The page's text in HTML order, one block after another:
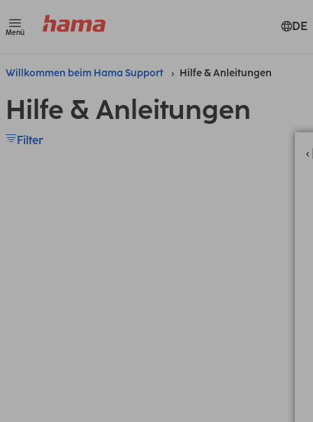
Menü DE
Willkommen beim Hama Support Hilfe & Anleitungen
Hilfe & Anleitungen
Filter